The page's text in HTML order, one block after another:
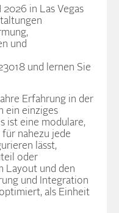
in Las Vegas
und
und lernen Sie
Erfahrung in der
ein einziges
ist eine modulare,
nahezu jede
lässt,
oder
Layout und den
und Integration
als Einheit